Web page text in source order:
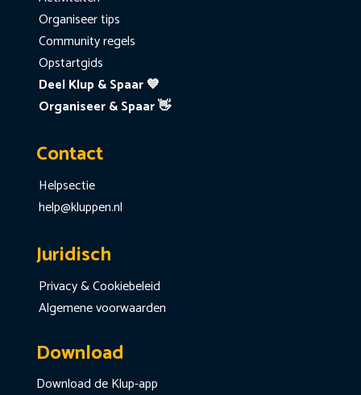
Organiseer tips
Community regels
Opstartgids
Deel Klup & Spaar 💙
Organiseer & Spaar 👋
Contact
Helpsectie
help@kluppen.nl
Juridisch
Privacy & Cookiebeleid
Algemene voorwaarden
Download
Download de Klup-app